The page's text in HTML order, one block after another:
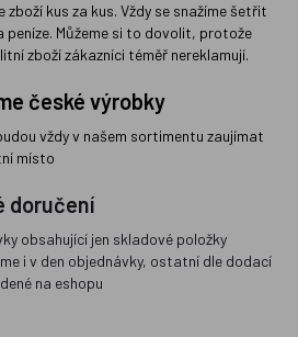
zboží kus za kus. Vždy se snažíme šetřit
peníze. Můžeme si to dovolit, protože
zboží zákazníci téměř nereklamují.
české výrobky
vždy v našem sortimentu zaujímat
místo
doručení
obsahující jen skladové položky
i v den objednávky, ostatní dle dodací
na eshopu